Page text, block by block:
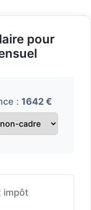
pour
: 1642 €
impôt